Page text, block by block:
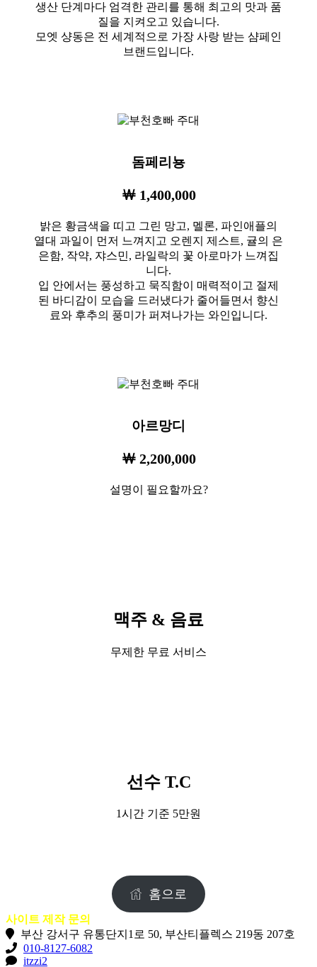
생산 단계마다 엄격한 관리를 통해 최고의 맛과 품
질을 지켜오고 있습니다.
모엣 샹동은 전 세계적으로 가장 사랑 받는 샴페인
브랜드입니다.
돔페리뇽
￦ 1,400,000
밝은 황금색을 띠고 그린 망고, 멜론, 파인애플의
열대 과일이 먼저 느껴지고 오렌지 제스트, 귤의 은
은함, 작약, 쟈스민, 라일락의 꽃 아로마가 느껴집
니다.
입 안에서는 풍성하고 묵직함이 매력적이고 절제
된 바디감이 모습을 드러냈다가 줄어들면서 향신
료와 후추의 풍미가 퍼져나가는 와인입니다.
아르망디
￦ 2,200,000
설명이 필요할까요?
맥주 & 음료
무제한 무료 서비스
선수 T.C
1시간 기준 5만원
홈으로
사이트 제작 문의
부산 강서구 유통단지1로 50, 부산티플렉스 219동 207호
010-8127-6082
itzzi2